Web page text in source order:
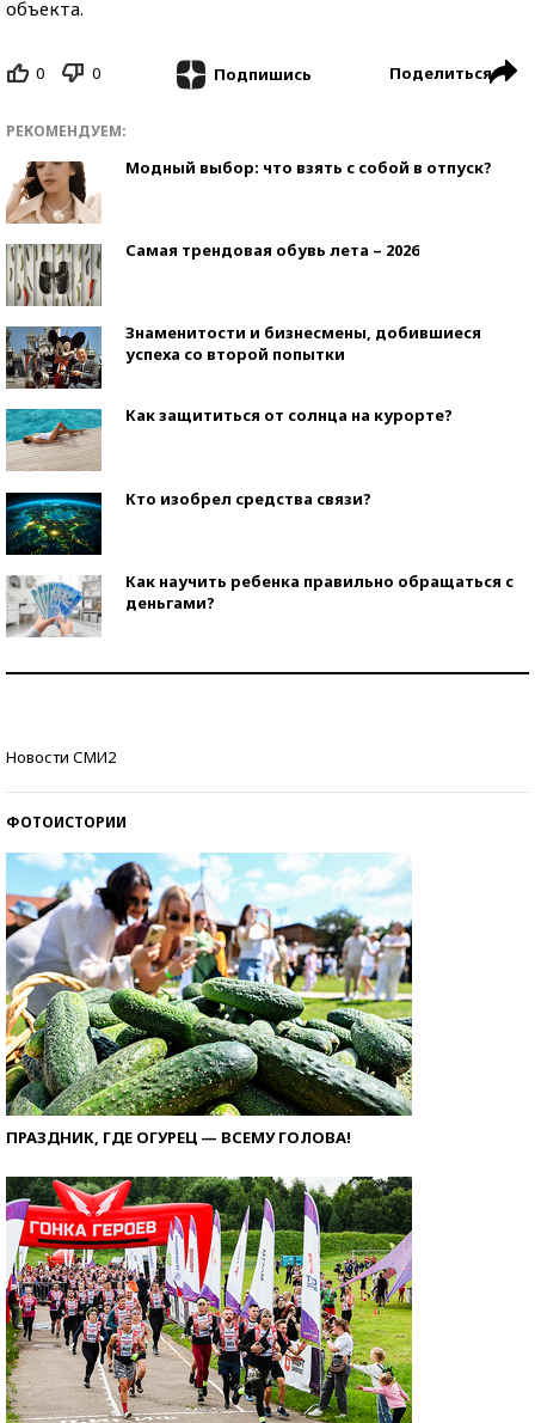
объекта.
0 0 Подпишись Поделиться
РЕКОМЕНДУЕМ:
Модный выбор: что взять с собой в отпуск?
Самая трендовая обувь лета – 2026
Знаменитости и бизнесмены, добившиеся
успеха со второй попытки
Как защититься от солнца на курорте?
Кто изобрел средства связи?
Как научить ребенка правильно обращаться с
деньгами?
Новости СМИ2
ФОТОИСТОРИИ
ПРАЗДНИК, ГДЕ ОГУРЕЦ — ВСЕМУ ГОЛОВА!